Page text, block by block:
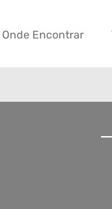
Onde Encontrar